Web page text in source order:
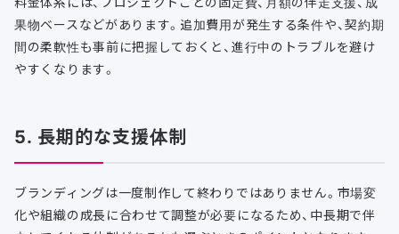
果物ベースなどがあります。追加費用が発生する条件や、契約期
間の柔軟性も事前に把握しておくと、進行中のトラブルを避け
やすくなります。
5. 長期的な支援体制
ブランディングは一度制作して終わりではありません。市場変
化や組織の成長に合わせて調整が必要になるため、中長期で伴